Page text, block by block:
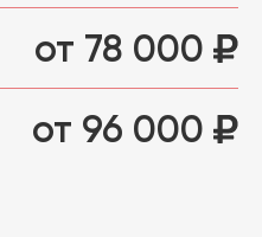
от 78 000
от 96 000